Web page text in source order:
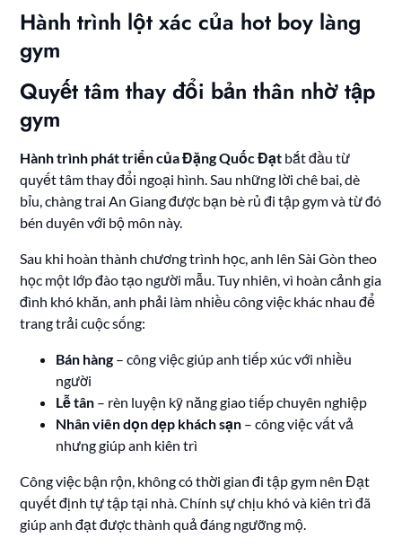
Hành trình lột xác của hot boy làng
gym
Quyết tâm thay đổi bản thân nhờ tập
gym
Hành trình phát triển của Đặng Quốc Đạt bắt đầu từ
quyết tâm thay đổi ngoại hình. Sau những lời chê bai, dè
bỉu, chàng trai An Giang được bạn bè rủ đi tập gym và từ đó
bén duyên với bộ môn này.
Sau khi hoàn thành chương trình học, anh lên Sài Gòn theo
học một lớp đào tạo người mẫu. Tuy nhiên, vì hoàn cảnh gia
đình khó khăn, anh phải làm nhiều công việc khác nhau để
trang trải cuộc sống:
Bán hàng – công việc giúp anh tiếp xúc với nhiều
người
Lễ tân – rèn luyện kỹ năng giao tiếp chuyên nghiệp
Nhân viên dọn dẹp khách sạn – công việc vất vả
nhưng giúp anh kiên trì
Công việc bận rộn, không có thời gian đi tập gym nên Đạt
quyết định tự tập tại nhà. Chính sự chịu khó và kiên trì đã
giúp anh đạt được thành quả đáng ngưỡng mộ.